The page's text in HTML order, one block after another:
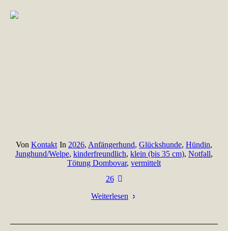
Von Kontakt In 2026, Anfängerhund, Glückshunde, Hündin,
Junghund/Welpe, kinderfreundlich, klein (bis 35 cm), Notfall,
Tötung Dombovar, vermittelt
26
Weiterlesen